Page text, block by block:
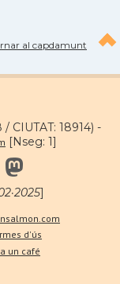
al capdamunt
CIUTAT: 18914) -
[Nseg: 1]
]
d'ús
un café